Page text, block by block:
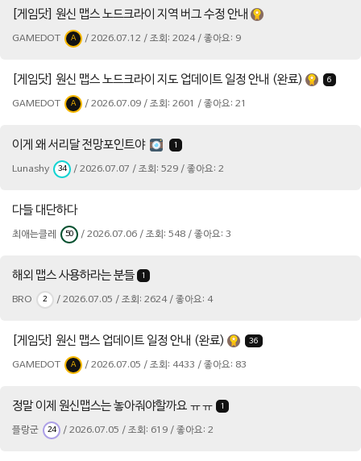
[게임닷] 원신 맵스 노드크라이 지역 버그 수정 안내
GAMEDOT A / 2026.07.12 / 조회: 2024 / 좋아요: 9
[게임닷] 원신 맵스 노드크라이 지도 업데이트 일정 안내 (완료) 6
GAMEDOT A / 2026.07.09 / 조회: 2601 / 좋아요: 21
이게 왜 서리달 전망포인트야 1
Lunashy 34 / 2026.07.07 / 조회: 529 / 좋아요: 2
다들 대단하다
최애는클레 50 / 2026.07.06 / 조회: 548 / 좋아요: 3
해외 맵스 사용하라는 분들 1
BRO 2 / 2026.07.05 / 조회: 2624 / 좋아요: 4
[게임닷] 원신 맵스 업데이트 일정 안내 (완료) 36
GAMEDOT A / 2026.07.05 / 조회: 4433 / 좋아요: 83
정말 이제 원신맵스는 놓아줘야할까요 ㅠㅠ 1
플랑군 24 / 2026.07.05 / 조회: 619 / 좋아요: 2